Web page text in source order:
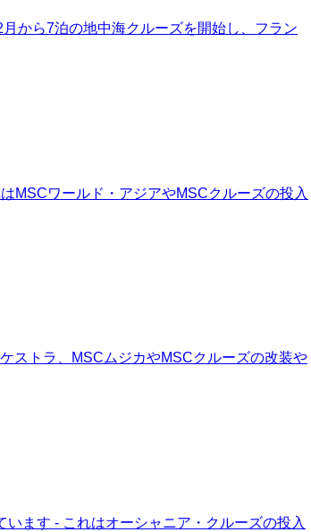
から7泊の地中海クルーズを開始し、フラン
MSCワールド・アジアやMSCクルーズの投入
ストラ、MSCムジカやMSCクルーズの改装や
ます - これはオーシャニア・クルーズの投入